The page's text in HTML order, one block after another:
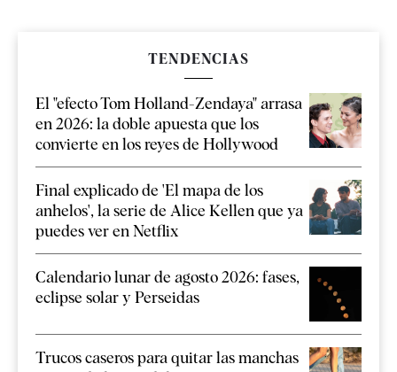
TENDENCIAS
El "efecto Tom Holland-Zendaya" arrasa
en 2026: la doble apuesta que los
convierte en los reyes de Hollywood
Final explicado de 'El mapa de los
anhelos', la serie de Alice Kellen que ya
puedes ver en Netflix
Calendario lunar de agosto 2026: fases,
eclipse solar y Perseidas
Trucos caseros para quitar las manchas